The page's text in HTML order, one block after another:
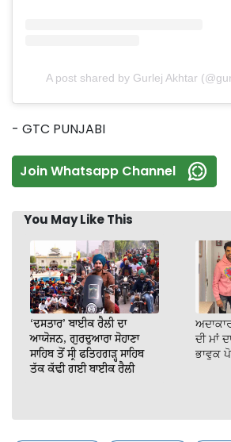
A post shared by Gurlej Akhtar
- GTC PUNJABI
Join Whatsapp Channel
You May Like This
‘ਦਸਤਾਰ’ ਬਾਈਕ ਰੈਲੀ ਦਾ
ਆਯੋਜਨ, ਗੁਰਦੁਆਰਾ ਸੋਹਾਣਾ
ਸਾਹਿਬ ਤੋਂ ਸ੍ਰੀ ਫਤਿਹਗੜ੍ਹ ਸਾਹਿਬ
ਤੱਕ ਕੱਢੀ ਗਈ ਬਾਈਕ ਰੈਲੀ
ਦੀ ਮਾਂ
ਭਾਵੁਕ